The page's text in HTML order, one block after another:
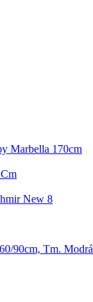
Marbella 170cm
New 8
90cm, Tm. Modrá